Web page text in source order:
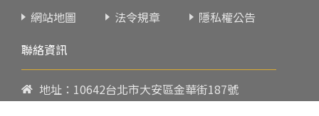
網站地圖
法令規章
隱私權公告
聯絡資訊
地址：10642台北市大安區金華街187號